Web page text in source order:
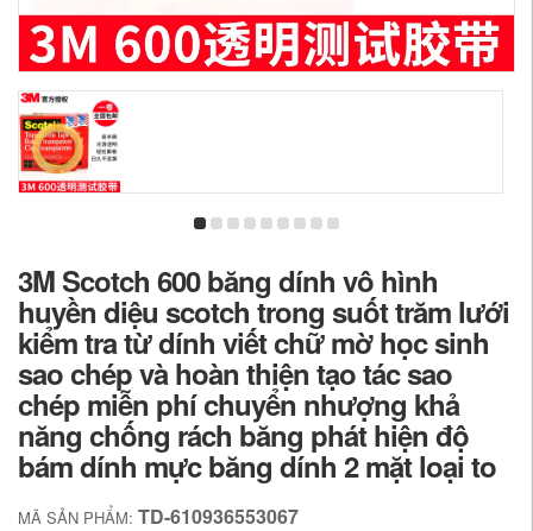
3M Scotch 600 băng dính vô hình
huyền diệu scotch trong suốt trăm lưới
kiểm tra từ dính viết chữ mờ học sinh
sao chép và hoàn thiện tạo tác sao
chép miễn phí chuyển nhượng khả
năng chống rách băng phát hiện độ
bám dính mực băng dính 2 mặt loại to
MÃ SẢN PHẨM: TD-610936553067